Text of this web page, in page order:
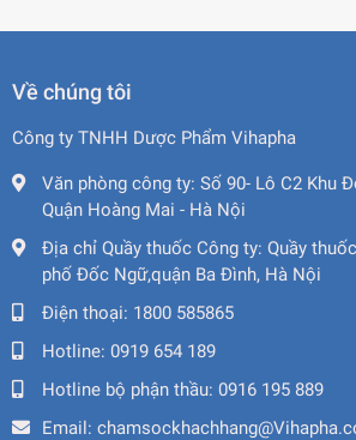
Về chúng tôi
Công ty TNHH Dược Phẩm Vihapha
Văn phòng công ty: Số 90- Lô C2 Khu
Quận Hoàng Mai - Hà Nội
Địa chỉ Quầy thuốc Công ty: Quầy
phố Đốc Ngữ,quận Ba Đình, Hà Nội
Điện thoại: 1800 585865
Hotline: 0919 654 189
Hotline bộ phận thầu: 0916 195 889
Email: